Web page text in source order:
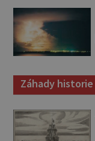
Záhady historie